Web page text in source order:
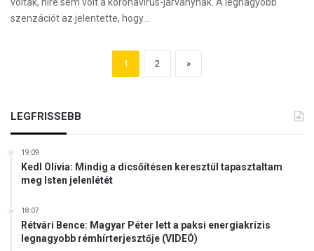
voltak, híre sem volt a koronavírus-járványnak. A legnagyobb
szenzációt az jelentette, hogy…
1 2 »
LEGFRISSEBB
19:09
Kedl Olívia: Mindig a dicsőítésen keresztül tapasztaltam
meg Isten jelenlétét
18:07
Rétvári Bence: Magyar Péter lett a paksi energiakrízis
legnagyobb rémhírterjesztője (VIDEÓ)